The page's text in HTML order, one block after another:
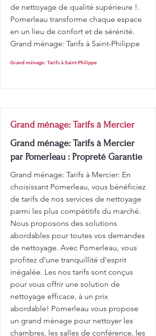
de nettoyage de qualité supérieure !.
Pomerleau transforme chaque espace
en un lieu de confort et de sérénité.
Grand ménage: Tarifs à Saint-Philippe
Grand ménage: Tarifs à Saint-Philippe
Grand ménage: Tarifs à Mercier
Grand ménage: Tarifs à Mercier
par Pomerleau : Propreté Garantie
Grand ménage: Tarifs à Mercier: En
choisissant Pomerleau, vous bénéficiez
de tarifs de nos services de nettoyage
parmi les plus compétitifs du marché.
Nous proposons des solutions
abordables pour toutes vos demandes
de nettoyage. Avec Pomerleau, vous
profitez d'une tranquillité d'esprit
inégalée. Les nos tarifs sont conçus
pour vous offrir une solution de
nettoyage efficace, à un prix
abordable! Pomerleau vous propose
un grand ménage pour nettoyer les
chambres, les salles de conférence, les